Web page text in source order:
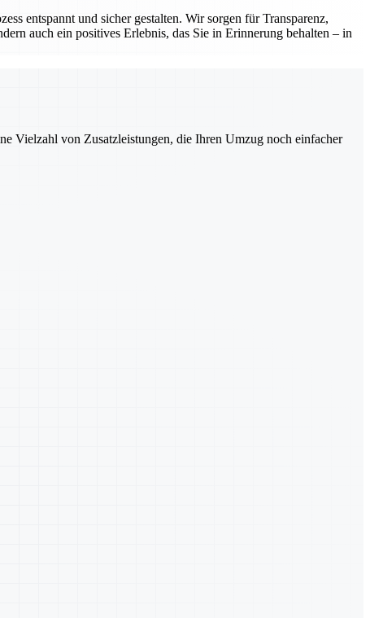
entspannt und sicher gestalten. Wir sorgen für Transparenz,
auch ein positives Erlebnis, das Sie in Erinnerung behalten – in
Vielzahl von Zusatzleistungen, die Ihren Umzug noch einfacher